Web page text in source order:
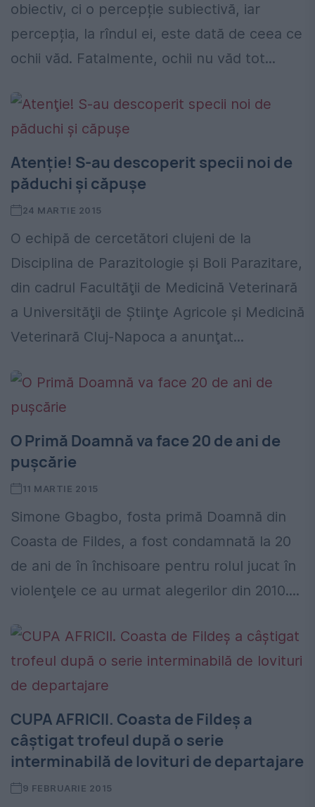
obiectiv, ci o percepție subiectivă, iar
percepția, la rîndul ei, este dată de ceea ce
ochii văd. Fatalmente, ochii nu văd tot...
Atenţie! S-au descoperit specii noi de
păduchi şi căpuşe
24 MARTIE 2015
O echipă de cercetători clujeni de la
Disciplina de Parazitologie şi Boli Parazitare,
din cadrul Facultăţii de Medicină Veterinară
a Universităţii de Ştiinţe Agricole şi Medicină
Veterinară Cluj-Napoca a anunţat...
O Primă Doamnă va face 20 de ani de
pușcărie
11 MARTIE 2015
Simone Gbagbo, fosta primă Doamnă din
Coasta de Fildes, a fost condamnată la 20
de ani de în închisoare pentru rolul jucat în
violenţele ce au urmat alegerilor din 2010....
CUPA AFRICII. Coasta de Fildeș a
câștigat trofeul după o serie
interminabilă de lovituri de departajare
9 FEBRUARIE 2015